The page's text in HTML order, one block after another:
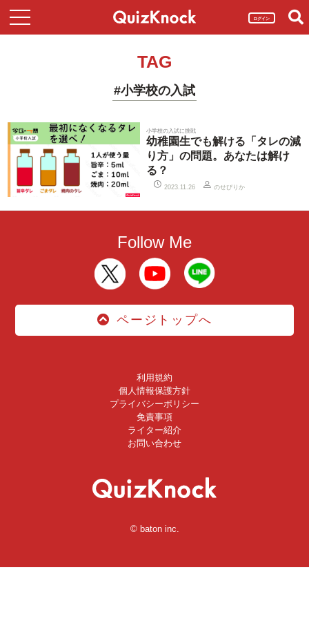
ログイン
TAG
#小学校の入試
小学校の入試に挑戦
幼稚園生でも解ける「タレの減
り方」の問題。あなたは解け
る？
2023.11.26 のせぴりか
Follow Me
ページトップへ
利用規約
個人情報保護方針
プライバシーポリシー
免責事項
ライター紹介
お問い合わせ
© baton inc.